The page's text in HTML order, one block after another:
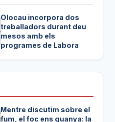
Olocau incorpora dos
treballadors durant deu
mesos amb els
programes de Labora
Mentre discutim sobre el
fum, el foc ens guanya: la